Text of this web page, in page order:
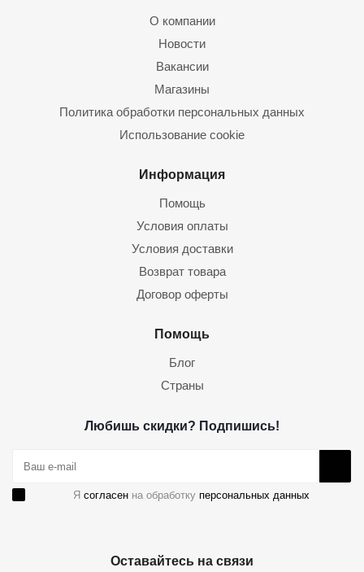
О компании
Новости
Вакансии
Магазины
Политика обработки персональных данных
Использование cookie
Информация
Помощь
Условия оплаты
Условия доставки
Возврат товара
Договор оферты
Помощь
Блог
Страны
Любишь скидки? Подпишись!
Я согласен на обработку персональных данных
Оставайтесь на связи